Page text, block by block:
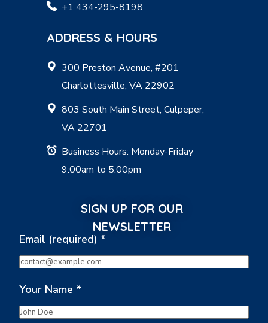
+1 434-295-8198
ADDRESS & HOURS
300 Preston Avenue, #201
Charlottesville, VA 22902
803 South Main Street, Culpeper,
VA 22701
Business Hours: Monday-Friday
9:00am to 5:00pm
SIGN UP FOR OUR
NEWSLETTER
Email (required) *
Your Name *